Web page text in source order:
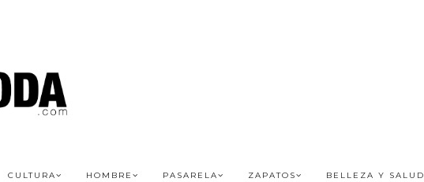
CULTURA HOMBRE PASARELA ZAPATOS BELLEZA Y SALUD